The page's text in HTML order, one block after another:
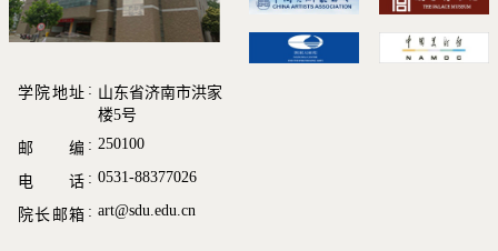
学院地址
山东省济南市洪家
楼5号
邮 编
250100
电 话 0531-88377026
院长邮箱 art@sdu.edu.cn